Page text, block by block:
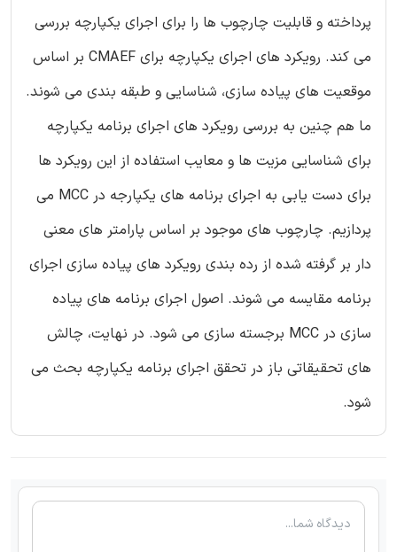
پرداخته و قابلیت چارچوب ها را برای اجرای یکپارچه بررسی
می کند. رویکرد های اجرای یکپارچه برای CMAEF بر اساس
موقعیت های پیاده سازی، شناسایی و طبقه بندی می شوند.
ما هم چنین به بررسی رویکرد های اجرای برنامه یکپارچه
برای شناسایی مزیت ها و معایب استفاده از این رویکرد ها
برای دست یابی به اجرای برنامه های یکپارجه در MCC می
پردازیم. چارچوب های موجود بر اساس پارامتر های معنی
دار بر گرفته شده از رده بندی رویکرد های پیاده سازی اجرای
برنامه مقایسه می شوند. اصول اجرای برنامه های پیاده
سازی در MCC برجسته سازی می شود. در نهایت، چالش
های تحقیقاتی باز در تحقق اجرای برنامه یکپارچه بحث می
شود.